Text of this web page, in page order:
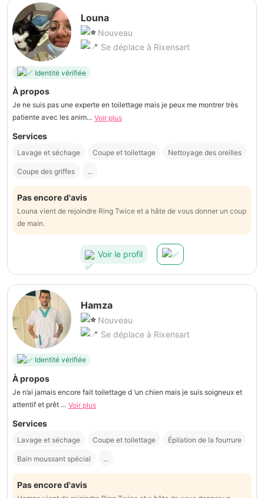
Louna
Nouveau
Se déplace à Rixensart
Identité vérifiée
À propos
Je ne suis pas une experte en toilettage mais je peux me montrer très
patiente avec les anim... Voir plus
Services
Lavage et séchage Coupe et toilettage Nettoyage des oreilles
Coupe des griffes ...
Pas encore d'avis
Louna vient de rejoindre Ring Twice et a hâte de vous donner un coup
de main.
Voir le profil
Hamza
Nouveau
Se déplace à Rixensart
Identité vérifiée
À propos
Je n’ai jamais encore fait toilettage d ‘un chien mais je suis soigneux et
attentif et prêt ... Voir plus
Services
Lavage et séchage Coupe et toilettage Épilation de la fourrure
Bain moussant spécial ...
Pas encore d'avis